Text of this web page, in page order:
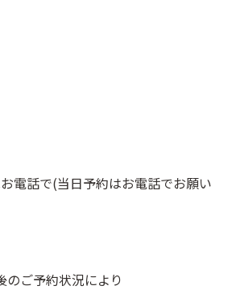
電話で(当日予約はお電話でお願い
ご予約状況により⠀